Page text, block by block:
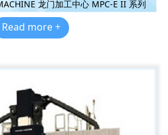
龙门加工中心 MPC-E II 系列
Read more +